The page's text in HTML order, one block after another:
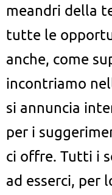
meandri della
tutte le
anche, come
incontriamo
si annuncia
per i
ci offre. Tutti i
ad esserci, per